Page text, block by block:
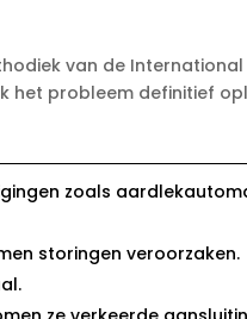
van de
het probleem definitief
zoals
storingen veroorzaken.​